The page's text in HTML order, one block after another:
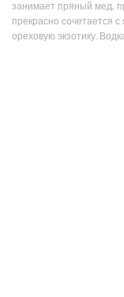
занимает пряный мед,
прекрасно сочетается
ореховую экзотику.